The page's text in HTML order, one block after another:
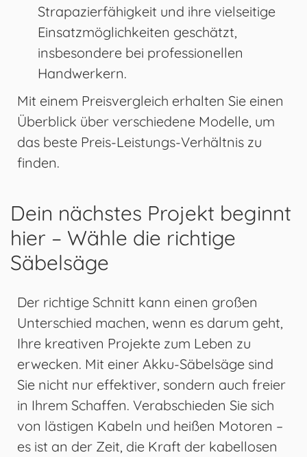
Strapazierfähigkeit und ihre vielseitige
Einsatzmöglichkeiten geschätzt,
insbesondere bei professionellen
Handwerkern.
Mit einem Preisvergleich erhalten Sie einen
Überblick über verschiedene Modelle, um
das beste Preis-Leistungs-Verhältnis zu
finden.
Dein nächstes Projekt beginnt
hier – Wähle die richtige
Säbelsäge
Der richtige Schnitt kann einen großen
Unterschied machen, wenn es darum geht,
Ihre kreativen Projekte zum Leben zu
erwecken. Mit einer Akku-Säbelsäge sind
Sie nicht nur effektiver, sondern auch freier
in Ihrem Schaffen. Verabschieden Sie sich
von lästigen Kabeln und heißen Motoren –
es ist an der Zeit, die Kraft der kabellosen